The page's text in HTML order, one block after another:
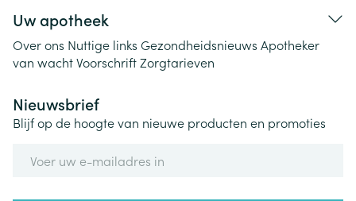
Uw apotheek
Over ons Nuttige links Gezondheidsnieuws Apotheker
van wachtVoorschriftZorgtarieven
Nieuwsbrief
Blijf op de hoogte van nieuwe producten en promoties